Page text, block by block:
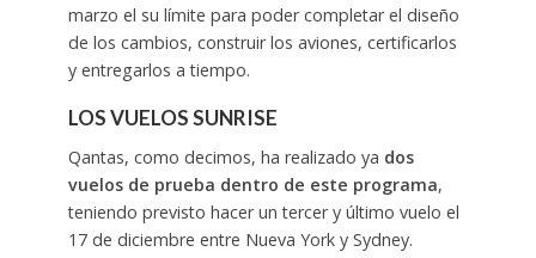
marzo el su límite para poder completar el diseño
de los cambios, construir los aviones, certificarlos
y entregarlos a tiempo.
LOS VUELOS SUNRISE
Qantas, como decimos, ha realizado ya dos
vuelos de prueba dentro de este programa,
teniendo previsto hacer un tercer y último vuelo el
17 de diciembre entre Nueva York y Sydney.